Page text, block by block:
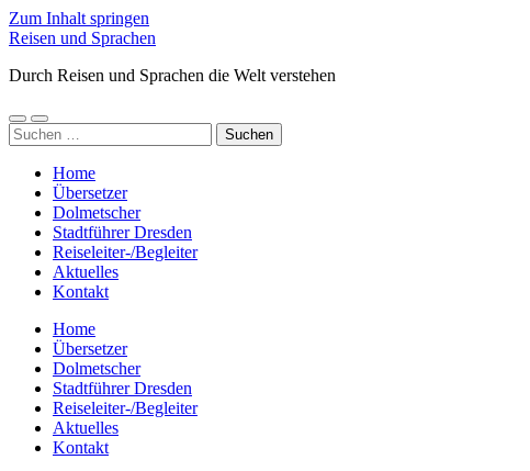
Zum Inhalt springen
Reisen und Sprachen
Durch Reisen und Sprachen die Welt verstehen
Mobile-
Menü
Suchfeld
ein-/ausblenden
Suchen
nach:
Home
Übersetzer
Dolmetscher
Stadtführer Dresden
Reiseleiter-/Begleiter
Aktuelles
Kontakt
Home
Übersetzer
Dolmetscher
Stadtführer Dresden
Reiseleiter-/Begleiter
Aktuelles
Kontakt